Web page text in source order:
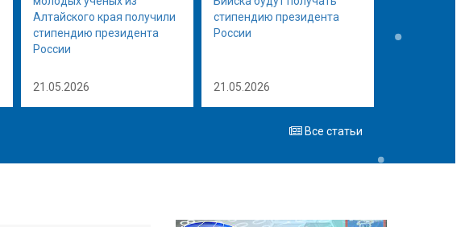
Алтайского края получили
стипендию президента
России
21.05.2026
стипендию президента
России
21.05.2026
Все статьи